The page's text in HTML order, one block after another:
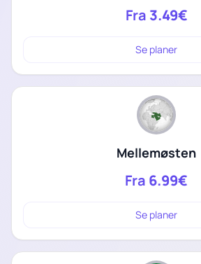
Fra 3.49€
Se planer
Mellemøsten
Fra 6.99€
Se planer